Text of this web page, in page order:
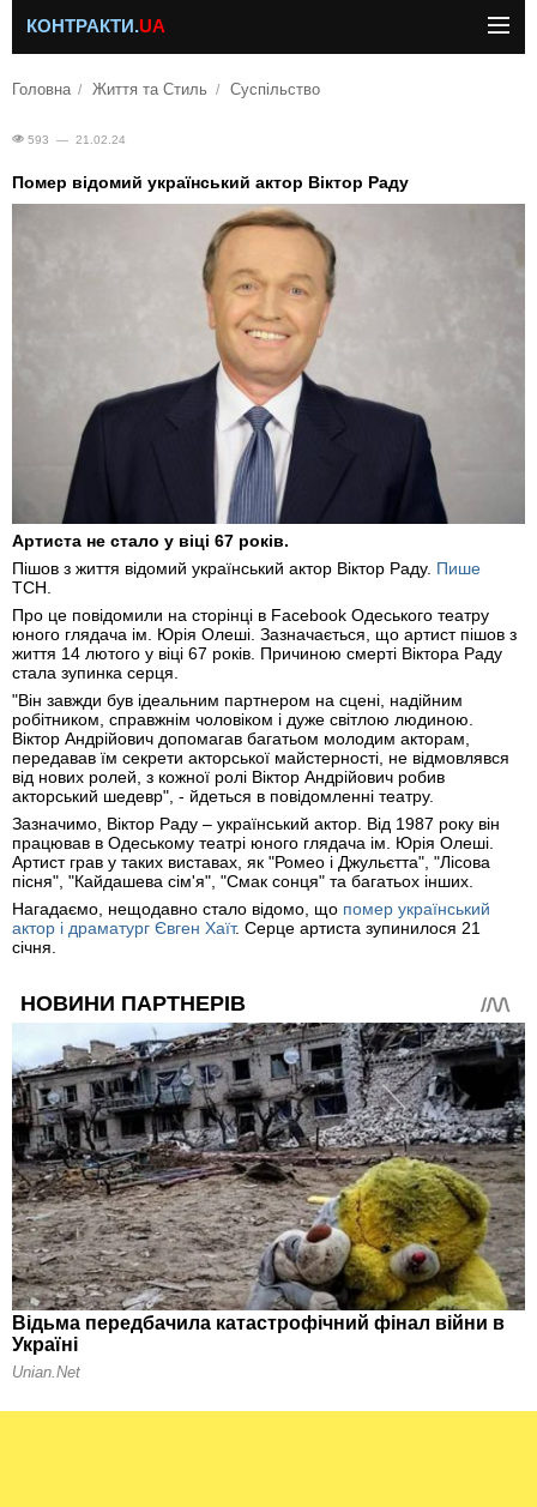
КОНТРАКТИ.UA
Головна Життя та Стиль Суспільство
593 — 21.02.24
Помер відомий український актор Віктор Раду
Артиста не стало у віці 67 років.
Пішов з життя відомий український актор Віктор Раду. Пише
ТСН.
Про це повідомили на сторінці в Facebook Одеського театру
юного глядача ім. Юрія Олеші. Зазначається, що артист пішов з
життя 14 лютого у віці 67 років. Причиною смерті Віктора Раду
стала зупинка серця.
"Він завжди був ідеальним партнером на сцені, надійним
робітником, справжнім чоловіком і дуже світлою людиною.
Віктор Андрійович допомагав багатьом молодим акторам,
передавав їм секрети акторської майстерності, не відмовлявся
від нових ролей, з кожної ролі Віктор Андрійович робив
акторський шедевр", - йдеться в повідомленні театру.
Зазначимо, Віктор Раду – український актор. Від 1987 року він
працював в Одеському театрі юного глядача ім. Юрія Олеші.
Артист грав у таких виставах, як "Ромео і Джульєтта", "Лісова
пісня", "Кайдашева сім'я", "Смак сонця" та багатьох інших.
Нагадаємо, нещодавно стало відомо, що помер український
актор і драматург Євген Хаїт. Серце артиста зупинилося 21
січня.